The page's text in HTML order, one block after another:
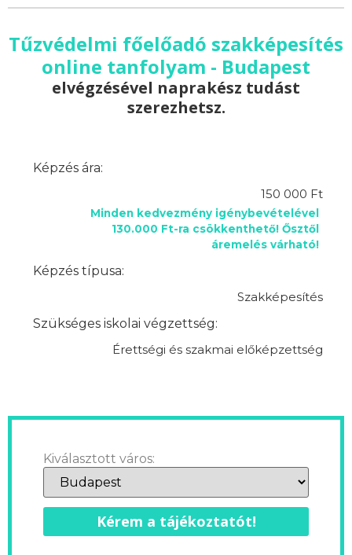
Tűzvédelmi főelőadó szakképesítés
online tanfolyam - Budapest
elvégzésével naprakész tudást
szerezhetsz.
Képzés ára:
150 000 Ft
Minden kedvezmény igénybevételével
130.000 Ft-ra csökkenthető! Ősztől
áremelés várható!
Képzés típusa:
Szakképesítés
Szükséges iskolai végzettség:
Érettségi és szakmai előképzettség
Kiválasztott város:
Kérem a tájékoztatót!